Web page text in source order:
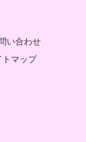
い合わせ
トマップ